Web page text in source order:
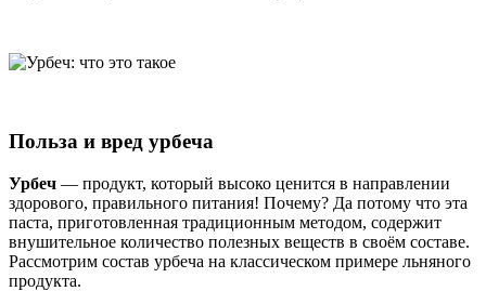
Польза и вред урбеча
Урбеч — продукт, который высоко ценится в направлении
здорового, правильного питания! Почему? Да потому что эта
паста, приготовленная традиционным методом, содержит
внушительное количество полезных веществ в своём составе.
Рассмотрим состав урбеча на классическом примере льняного
продукта.